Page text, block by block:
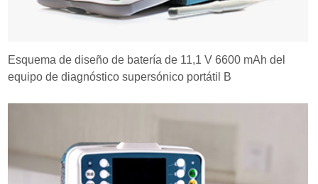
Esquema de diseño de batería de 11,1 V 6600 mAh del
equipo de diagnóstico supersónico portátil B